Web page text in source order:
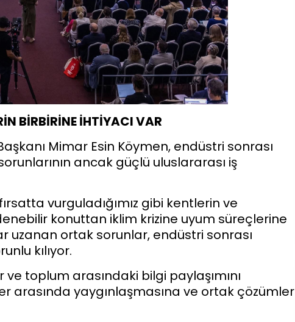
BİRBİRİNE İHTİYACI VAR
Mimar Esin Köymen, endüstri sonrası
ancak güçlü uluslararası iş
vurguladığımız gibi kentlerin ve
konuttan iklim krizine uyum süreçlerine
uzanan ortak sorunlar, endüstri sonrası
kılıyor.
toplum arasındaki bilgi paylaşımını
arasında yaygınlaşmasına ve ortak çözümler